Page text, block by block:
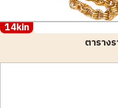
14kin
ตาราง